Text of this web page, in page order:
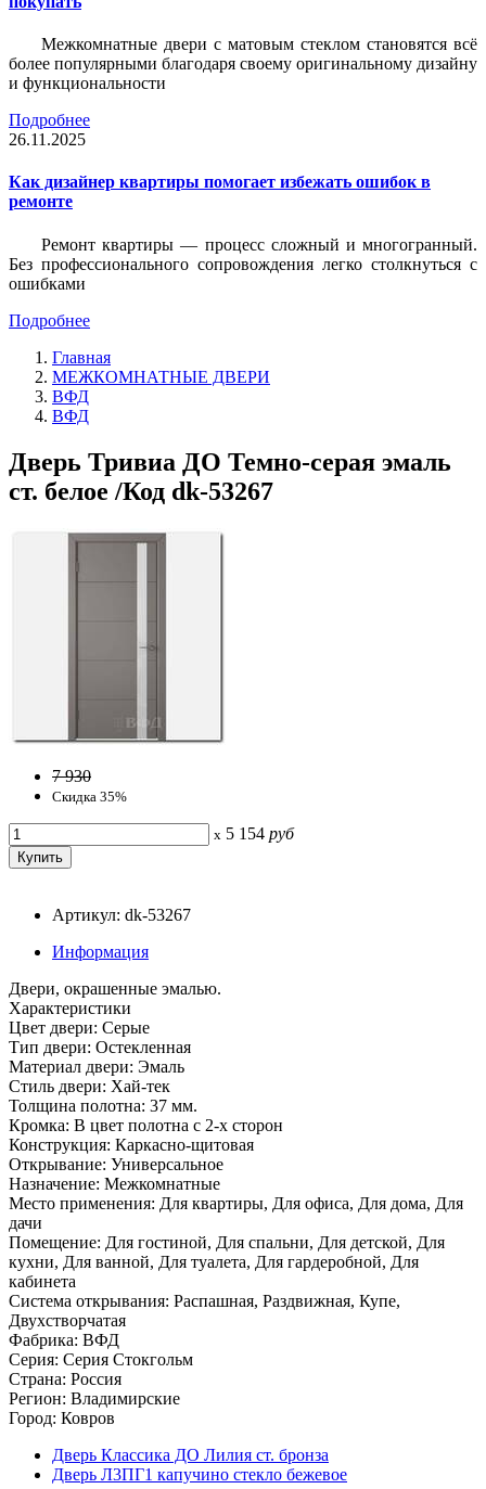
Межкомнатные двери с матовым стеклом становятся всё
более популярными благодаря своему оригинальному дизайну
и функциональности
Подробнее
26.11.2025
Как дизайнер квартиры помогает избежать ошибок в
ремонте
Ремонт квартиры — процесс сложный и многогранный.
Без профессионального сопровождения легко столкнуться с
ошибками
Подробнее
Главная
МЕЖКОМНАТНЫЕ ДВЕРИ
ВФД
ВФД
Дверь Тривиа ДО Темно-серая эмаль
ст. белое /Код dk-53267
7 930
Скидка 35%
x 5 154 руб
Артикул: dk-53267
Информация
Двери, окрашенные эмалью.
Характеристики
Цвет двери: Серые
Тип двери: Остекленная
Материал двери: Эмаль
Стиль двери: Хай-тек
Толщина полотна: 37 мм.
Кромка: В цвет полотна с 2-х сторон
Конструкция: Каркасно-щитовая
Открывание: Универсальное
Назначение: Межкомнатные
Место применения: Для квартиры, Для офиса, Для дома, Для
дачи
Помещение: Для гостиной, Для спальни, Для детской, Для
кухни, Для ванной, Для туалета, Для гардеробной, Для
кабинета
Система открывания: Распашная, Раздвижная, Купе,
Двухстворчатая
Фабрика: ВФД
Серия: Серия Стокгольм
Страна: Россия
Регион: Владимирские
Город: Ковров
Дверь Классика ДО Лилия ст. бронза
Дверь Л3ПГ1 капучино стекло бежевое